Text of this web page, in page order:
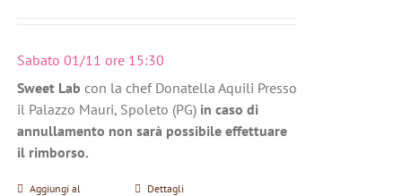
Sabato 01/11 ore 15:30
Sweet Lab con la chef Donatella Aquili Presso
il Palazzo Mauri, Spoleto (PG) in caso di
annullamento non sarà possibile effettuare
il rimborso.
Aggiungi al
Dettagli